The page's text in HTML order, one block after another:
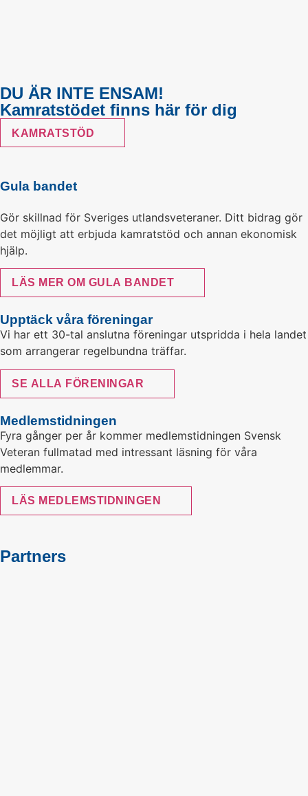
DU ÄR INTE ENSAM!
Kamratstödet finns här för dig
KAMRATSTÖD
Gula bandet
Gör skillnad för Sveriges utlandsveteraner. Ditt bidrag gör
det möjligt att erbjuda kamratstöd och annan ekonomisk
hjälp.
LÄS MER OM GULA BANDET
Upptäck våra föreningar
Vi har ett 30-tal anslutna föreningar utspridda i hela landet
som arrangerar regelbundna träffar.
SE ALLA FÖRENINGAR
Medlemstidningen
Fyra gånger per år kommer medlemstidningen Svensk
Veteran fullmatad med intressant läsning för våra
medlemmar.
LÄS MEDLEMSTIDNINGEN
Partners